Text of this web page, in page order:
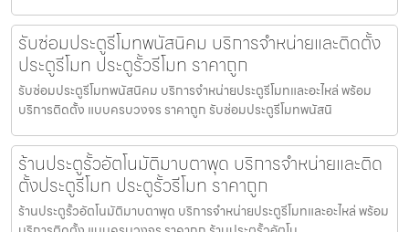
รับซ่อมประตูรีโมทพนัสนิคม บริการจำหน่ายและติดตั้ง
ประตูรีโมท ประตูรั้วรีโมท ราคาถูก
รับซ่อมประตูรีโมทพนัสนิคม บริการจำหน่ายประตูรีโมทและอะไหล่ พร้อม
บริการติดตั้ง แบบครบวงจร ราคาถูก รับซ่อมประตูรีโมทพนัสนิ
ร้านประตูรั้วอัตโนมัติมาบตาพุด บริการจำหน่ายและติด
ตั้งประตูรีโมท ประตูรั้วรีโมท ราคาถูก
ร้านประตูรั้วอัตโนมัติมาบตาพุด บริการจำหน่ายประตูรีโมทและอะไหล่ พร้อม